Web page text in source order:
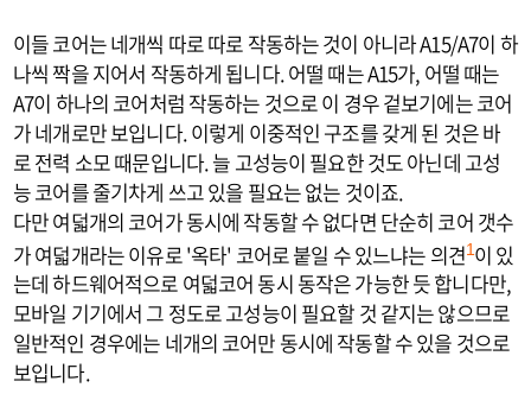
이들 코어는 네개씩 따로 따로 작동하는 것이 아니라 A15/A7이 하
나씩 짝을 지어서 작동하게 됩니다. 어떨 때는 A15가, 어떨 때는
A7이 하나의 코어처럼 작동하는 것으로 이 경우 겉보기에는 코어
가 네개로만 보입니다. 이렇게 이중적인 구조를 갖게 된 것은 바
로 전력 소모 때문입니다. 늘 고성능이 필요한 것도 아닌데 고성
능 코어를 줄기차게 쓰고 있을 필요는 없는 것이죠.
다만 여덟개의 코어가 동시에 작동할 수 없다면 단순히 코어 갯수
가 여덟개라는 이유로 '옥타' 코어로 붙일 수 있느냐는 의견1이 있
는데 하드웨어적으로 여덟코어 동시 동작은 가능한 듯 합니다만,
모바일 기기에서 그 정도로 고성능이 필요할 것 같지는 않으므로
일반적인 경우에는 네개의 코어만 동시에 작동할 수 있을 것으로
보입니다.